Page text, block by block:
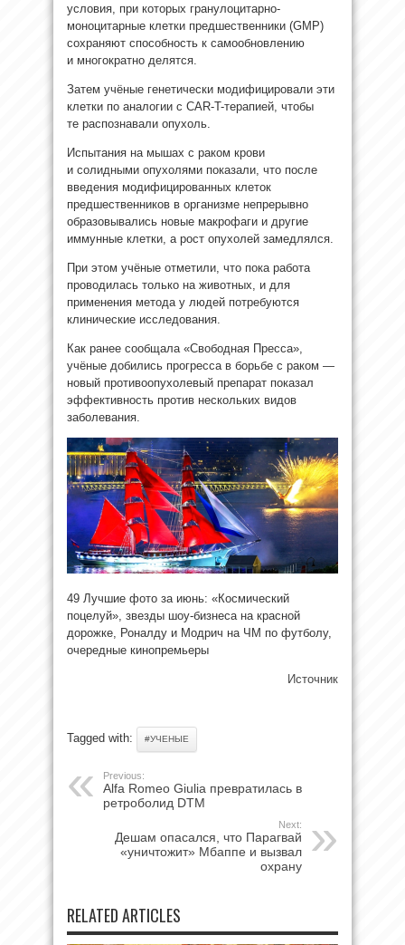
условия, при которых гранулоцитарно-
моноцитарные клетки предшественники (GMP)
сохраняют способность к самообновлению
и многократно делятся.
Затем учёные генетически модифицировали эти
клетки по аналогии с CAR-T-терапией, чтобы
те распознавали опухоль.
Испытания на мышах с раком крови
и солидными опухолями показали, что после
введения модифицированных клеток
предшественников в организме непрерывно
образовывались новые макрофаги и другие
иммунные клетки, а рост опухолей замедлялся.
При этом учёные отметили, что пока работа
проводилась только на животных, и для
применения метода у людей потребуются
клинические исследования.
Как ранее сообщала «Свободная Пресса»,
учёные добились прогресса в борьбе с раком —
новый противоопухолевый препарат показал
эффективность против нескольких видов
заболевания.
49 Лучшие фото за июнь: «Космический
поцелуй», звезды шоу-бизнеса на красной
дорожке, Роналду и Модрич на ЧМ по футболу,
очередные кинопремьеры
Источник
Tagged with: #УЧЕНЫЕ
Previous:
Alfa Romeo Giulia превратилась в
ретроболид DTM
Next:
Дешам опасался, что Парагвай
«уничтожит» Мбаппе и вызвал
охрану
RELATED ARTICLES